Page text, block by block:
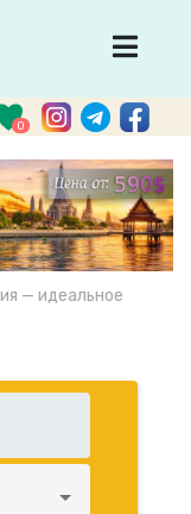
0
— идеальное